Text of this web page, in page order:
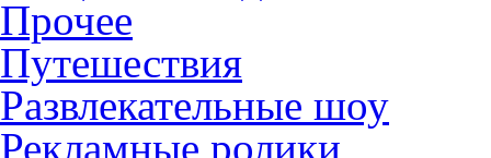
Прочее
Путешествия
Развлекательные шоу
Рекламные ролики